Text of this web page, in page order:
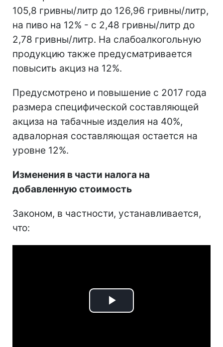
105,8 гривны/литр до 126,96 гривны/литр,
на пиво на 12% - с 2,48 гривны/литр до
2,78 гривны/литр. На слабоалкогольную
продукцию также предусматривается
повысить акциз на 12%.
Предусмотрено и повышение с 2017 года
размера специфической составляющей
акциза на табачные изделия на 40%,
адвалорная составляющая остается на
уровне 12%.
Изменения в части налога на
добавленную стоимость
Законом, в частности, устанавливается,
что:
Play